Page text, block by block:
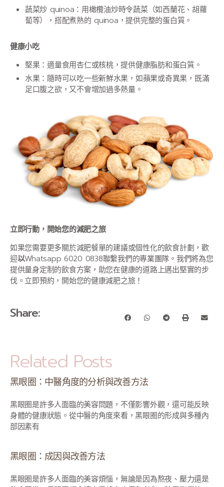
蔬菜炒 quinoa：用橄欖油炒時令蔬菜（如西蘭花、胡蘿
蔔等），搭配煮熟的 quinoa，提供完整的蛋白質。
健康小吃
堅果：適量食用杏仁或核桃，提供健康脂肪和蛋白質。
水果：隨時可以吃一些新鮮水果，如蘋果或奇異果，既滿
足口腹之欲，又不會增加過多熱量。
立即行動，開始您的減肥之旅
如果您需要更多關於減肥餐單的建議或個性化的飲食計劃，歡
迎以Whatsapp 6020 0838聯繫我們的專業團隊。我們將為您
提供量身定制的飲食方案，助您在健康的道路上邁出堅實的步
伐。立即預約，開始您的健康減肥之旅！
Share:
Related Posts
黑眼圈：中醫角度的分析與改善方法
黑眼圈是許多人面臨的美容問題，不僅影響外觀，還可能反映
身體的健康狀態。從中醫的角度來看，黑眼圈的形成與多種內
部因素有
黑眼圈：成因與改善方法
黑眼圈是許多人面臨的美容煩惱，無論是因為熬夜、壓力還是